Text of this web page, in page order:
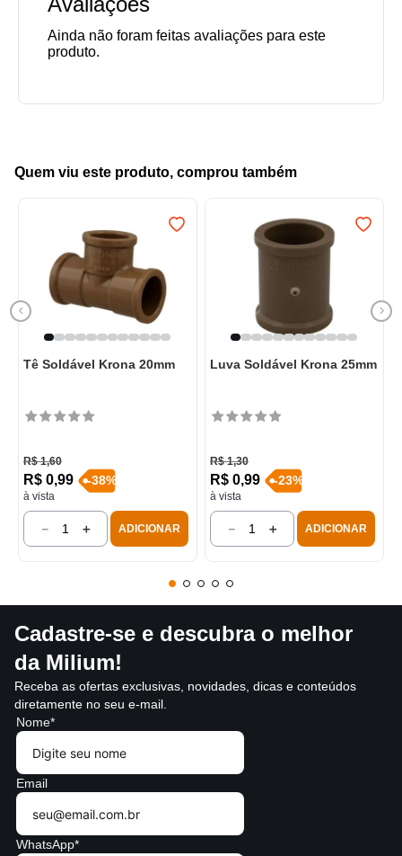
Quem viu este produto, comprou também
Tê Soldável Krona 20mm
R$ 1,60
R$ 0,99
à vista
-38%
＋
－ ADICIONAR
Luva Soldável Krona 25mm
R$ 1,30
R$ 0,99
à vista
-23%
＋
－ ADICIONAR
Cadastre-se e descubra o melhor
da Milium!
Receba as ofertas exclusivas, novidades, dicas e conteúdos
diretamente no seu e-mail.
Nome*
Email
WhatsApp*